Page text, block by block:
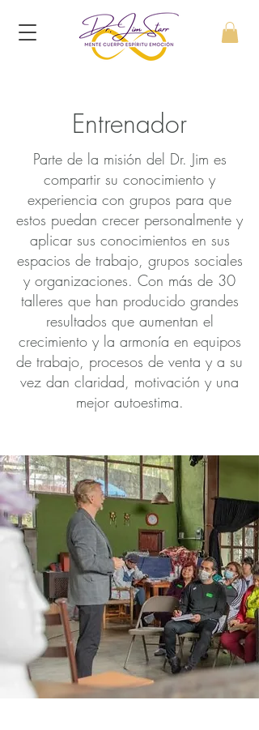
Entrenador
Parte de la misión del Dr. Jim es
compartir su conocimiento y
experiencia con grupos para que
estos puedan crecer personalmente y
aplicar sus conocimientos en sus
espacios de trabajo, grupos sociales
y organizaciones. Con más de 30
talleres que han producido grandes
resultados que aumentan el
crecimiento y la armonía en equipos
de trabajo, procesos de venta y a su
vez dan claridad, motivación y una
mejor autoestima.